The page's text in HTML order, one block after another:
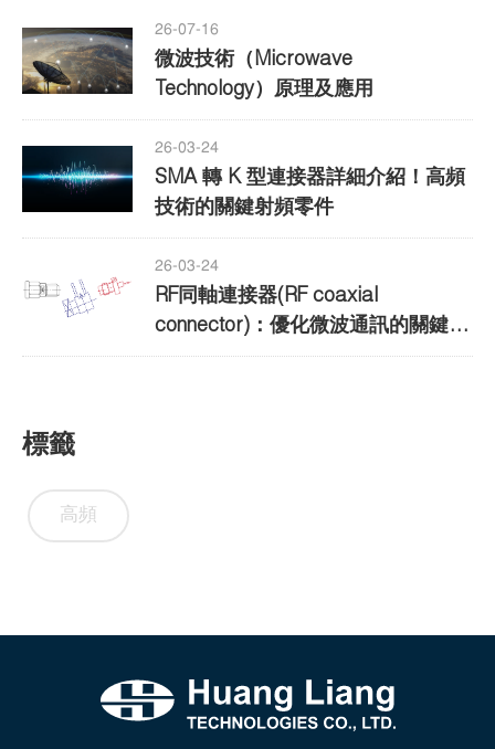
26-07-16
微波技術（Microwave
Technology）原理及應用
26-03-24
SMA 轉 K 型連接器詳細介紹！高頻
技術的關鍵射頻零件
26-03-24
RF同軸連接器(RF coaxial
connector)：優化微波通訊的關鍵元
件
標籤
高頻